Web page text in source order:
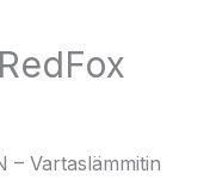
– Vartaslämmitin